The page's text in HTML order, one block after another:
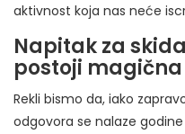
aktivnost koja nas neće
Napitak za
postoji
Rekli bismo da, iako
odgovora se nalaze